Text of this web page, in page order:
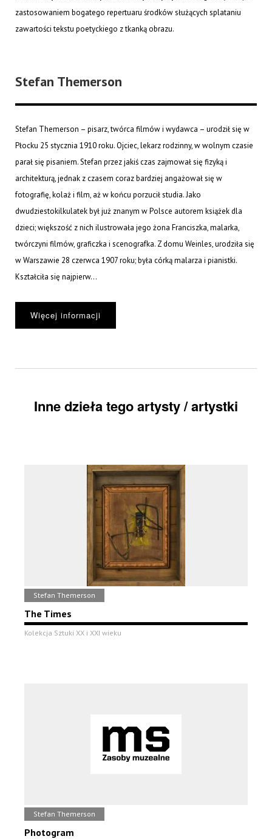
zastosowaniem bogatego repertuaru środków służących splataniu
zawartości tekstu poetyckiego z tkanką obrazu.
Stefan Themerson
Stefan Themerson – pisarz, twórca filmów i wydawca – urodził się w
Płocku 25 stycznia 1910 roku. Ojciec, lekarz rodzinny, w wolnym czasie
parał się pisaniem. Stefan przez jakiś czas zajmował się fizyką i
architekturą, jednak z czasem coraz bardziej angażował się w
fotografię, kolaż i film, aż w końcu porzucił studia. Jako
dwudziestokilkulatek był już znanym w Polsce autorem książek dla
dzieci; większość z nich ilustrowała jego żona Franciszka, malarka,
twórczyni filmów, graficzka i scenografka. Z domu Weinles, urodziła się
w Warszawie 28 czerwca 1907 roku; była córką malarza i pianistki.
Kształciła się najpierw...
Więcej informacji
Inne dzieła tego artysty / artystki
Stefan Themerson
The Times
Kolekcja Sztuki XX i XXI wieku
Stefan Themerson
Photogram